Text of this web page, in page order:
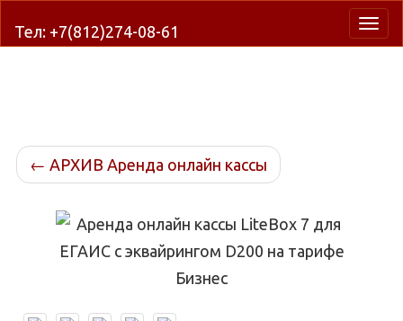
Тел: +7(812)274-08-61
← АРХИВ Аренда онлайн кассы